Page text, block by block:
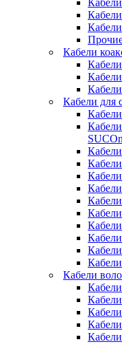
Кабели
Кабели для
Кабели